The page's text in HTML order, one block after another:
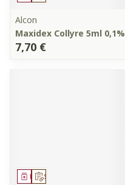
Alcon
Maxidex Collyre 5ml 0,1%
7,70 €
Sur prescription
Médicament